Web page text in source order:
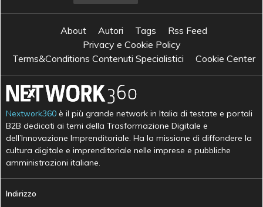
About Autori Tags
Rss Feed
Privacy e Cookie Policy
Terms&Conditions Contenuti Specialistici
Cookie Center
Nextwork360 è il più grande network in Italia di testate e portali
B2B dedicati ai temi della Trasformazione Digitale e
dell’Innovazione Imprenditoriale. Ha la missione di diffondere la
cultura digitale e imprenditoriale nelle imprese e pubbliche
amministrazioni italiane.
Indirizzo